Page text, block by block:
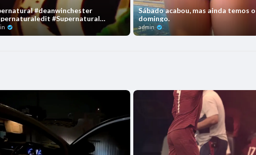
#deanwinchester
#Supernatural
#hunters
Sábado acabou, mas ainda temos o
domingo.
admin